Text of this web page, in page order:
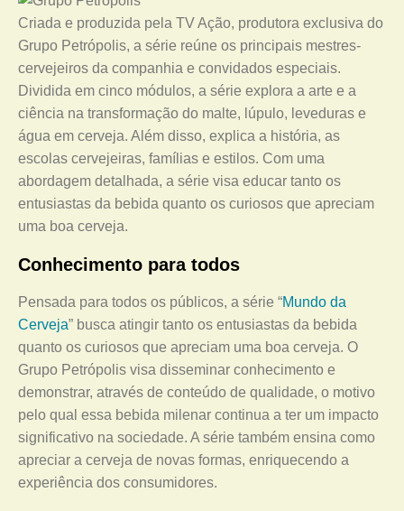
Criada e produzida pela TV Ação, produtora exclusiva do
Grupo Petrópolis, a série reúne os principais mestres-
cervejeiros da companhia e convidados especiais.
Dividida em cinco módulos, a série explora a arte e a
ciência na transformação do malte, lúpulo, leveduras e
água em cerveja. Além disso, explica a história, as
escolas cervejeiras, famílias e estilos. Com uma
abordagem detalhada, a série visa educar tanto os
entusiastas da bebida quanto os curiosos que apreciam
uma boa cerveja.
Conhecimento para todos
Pensada para todos os públicos, a série “Mundo da
Cerveja” busca atingir tanto os entusiastas da bebida
quanto os curiosos que apreciam uma boa cerveja. O
Grupo Petrópolis visa disseminar conhecimento e
demonstrar, através de conteúdo de qualidade, o motivo
pelo qual essa bebida milenar continua a ter um impacto
significativo na sociedade. A série também ensina como
apreciar a cerveja de novas formas, enriquecendo a
experiência dos consumidores.